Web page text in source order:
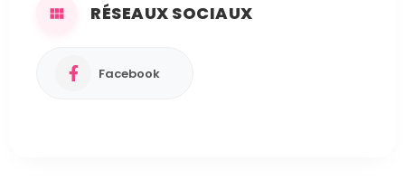
RÉSEAUX SOCIAUX
Facebook